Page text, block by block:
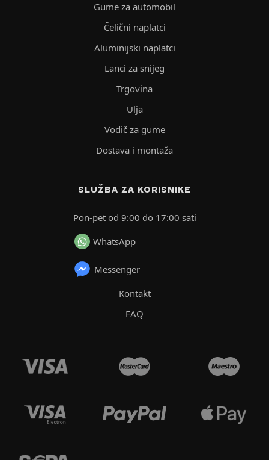
Gume za automobil
Čelični naplatci
Aluminijski naplatci
Lanci za snijeg
Trgovina
Ulja
Vodič za gume
Dostava i montaža
SLUŽBA ZA KORISNIKE
Pon-pet od 9:00 do 17:00 sati
WhatsApp
Messenger
Kontakt
FAQ